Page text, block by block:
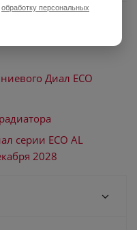
Диал ECO
серии ECO AL
2028
обработку персональных